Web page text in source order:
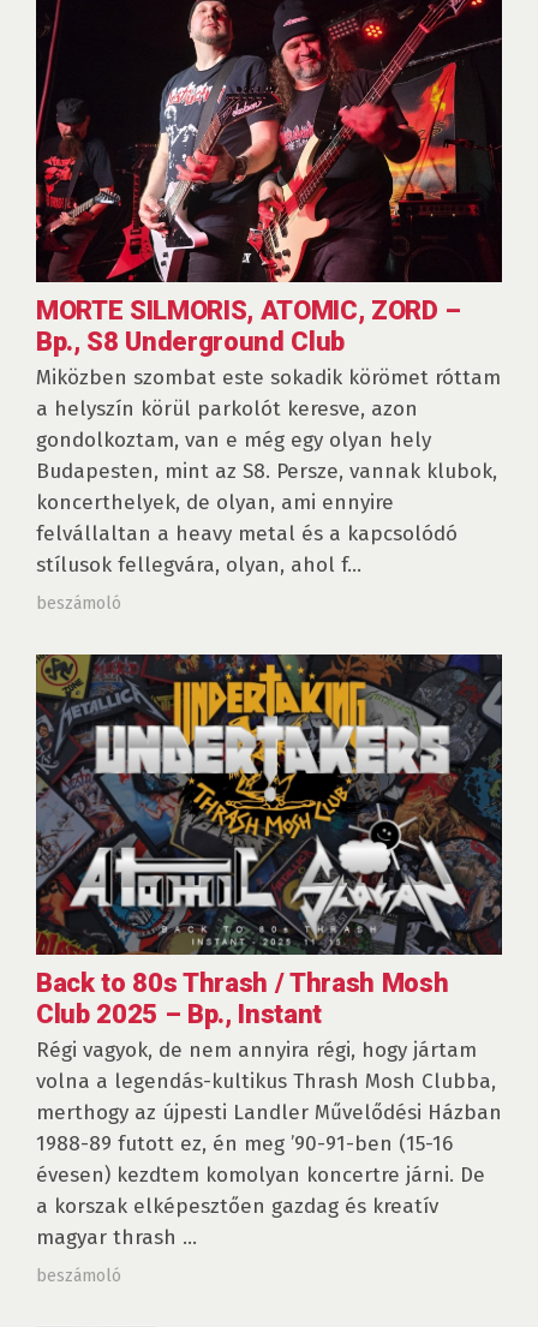
MORTE SILMORIS, ATOMIC, ZORD –
Bp., S8 Underground Club
Miközben szombat este sokadik körömet róttam
a helyszín körül parkolót keresve, azon
gondolkoztam, van e még egy olyan hely
Budapesten, mint az S8. Persze, vannak klubok,
koncerthelyek, de olyan, ami ennyire
felvállaltan a heavy metal és a kapcsolódó
stílusok fellegvára, olyan, ahol f...
beszámoló
Back to 80s Thrash / Thrash Mosh
Club 2025 – Bp., Instant
Régi vagyok, de nem annyira régi, hogy jártam
volna a legendás-kultikus Thrash Mosh Clubba,
merthogy az újpesti Landler Művelődési Házban
1988-89 futott ez, én meg ’90-91-ben (15-16
évesen) kezdtem komolyan koncertre járni. De
a korszak elképesztően gazdag és kreatív
magyar thrash ...
beszámoló